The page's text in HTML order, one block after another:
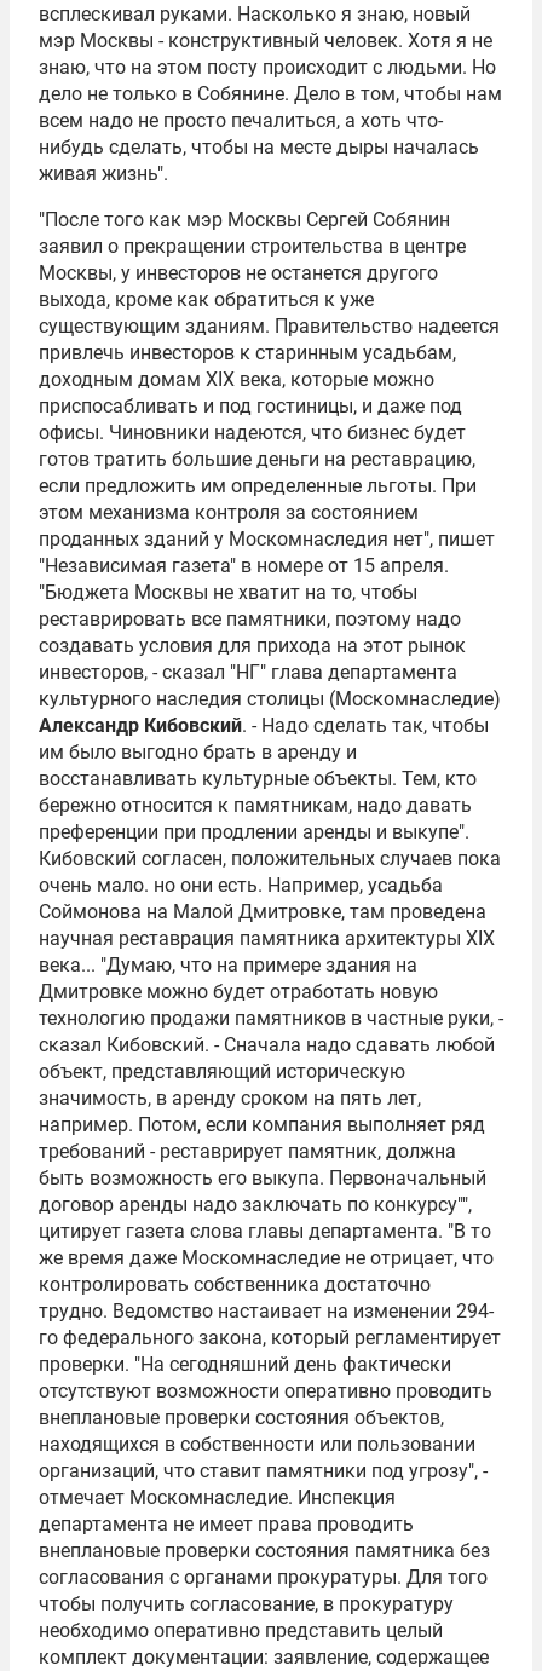
всплескивал руками. Насколько я знаю, новый
мэр Москвы - конструктивный человек. Хотя я не
знаю, что на этом посту происходит с людьми. Но
дело не только в Собянине. Дело в том, чтобы нам
всем надо не просто печалиться, а хоть что-
нибудь сделать, чтобы на месте дыры началась
живая жизнь".
"После того как мэр Москвы Сергей Собянин
заявил о прекращении строительства в центре
Москвы, у инвесторов не останется другого
выхода, кроме как обратиться к уже
существующим зданиям. Правительство надеется
привлечь инвесторов к старинным усадьбам,
доходным домам XIX века, которые можно
приспосабливать и под гостиницы, и даже под
офисы. Чиновники надеются, что бизнес будет
готов тратить большие деньги на реставрацию,
если предложить им определенные льготы. При
этом механизма контроля за состоянием
проданных зданий у Москомнаследия нет", пишет
"Независимая газета" в номере от 15 апреля.
"Бюджета Москвы не хватит на то, чтобы
реставрировать все памятники, поэтому надо
создавать условия для прихода на этот рынок
инвесторов, - сказал "НГ" глава департамента
культурного наследия столицы (Москомнаследие)
Александр Кибовский. - Надо сделать так, чтобы
им было выгодно брать в аренду и
восстанавливать культурные объекты. Тем, кто
бережно относится к памятникам, надо давать
преференции при продлении аренды и выкупе".
Кибовский согласен, положительных случаев пока
очень мало. но они есть. Например, усадьба
Соймонова на Малой Дмитровке, там проведена
научная реставрация памятника архитектуры XIX
века... "Думаю, что на примере здания на
Дмитровке можно будет отработать новую
технологию продажи памятников в частные руки, -
сказал Кибовский. - Сначала надо сдавать любой
объект, представляющий историческую
значимость, в аренду сроком на пять лет,
например. Потом, если компания выполняет ряд
требований - реставрирует памятник, должна
быть возможность его выкупа. Первоначальный
договор аренды надо заключать по конкурсу"",
цитирует газета слова главы департамента. "В то
же время даже Москомнаследие не отрицает, что
контролировать собственника достаточно
трудно. Ведомство настаивает на изменении 294-
го федерального закона, который регламентирует
проверки. "На сегодняшний день фактически
отсутствуют возможности оперативно проводить
внеплановые проверки состояния объектов,
находящихся в собственности или пользовании
организаций, что ставит памятники под угрозу", -
отмечает Москомнаследие. Инспекция
департамента не имеет права проводить
внеплановые проверки состояния памятника без
согласования с органами прокуратуры. Для того
чтобы получить согласование, в прокуратуру
необходимо оперативно представить целый
комплект документации: заявление, содержащее